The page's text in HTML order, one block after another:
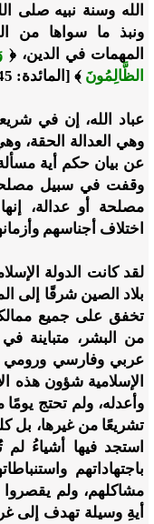
الله وسنة نبيه صلى
ونبذ ما سواها من
المهمات في الدين، ﴿
الظَّالِمُونَ ﴾ [المائدة: 45].
عباد الله، إن في
وهي العدالة الحقة،
عن بيان حكم أية
وقفت في سبيل
مصلحة أو عدالة،
اختلاف أجناسهم
لقد كانت الدولة
بلاد الصين شرقًا إلى
تخفق على جميع
من البشر، متباينة
عربي وفارسي ورومي
الإسلامية شؤون
وأعدله، ولم تحتج يومًا
تشريعًا من غيرها، بل
استجد فيها أشياءُ
باجتهاداتهم
مشاكلهم، ولم
أيةِ وسيلة تهدف